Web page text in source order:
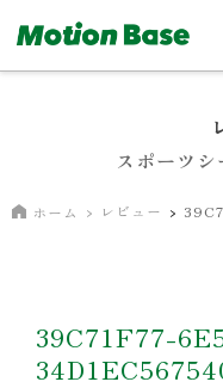
スポーツ
ホーム レビュー
39C71F77-